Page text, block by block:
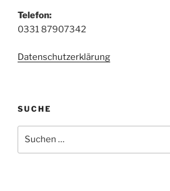
Telefon:
0331 87907342
Datenschutzerklärung
SUCHE
nach: